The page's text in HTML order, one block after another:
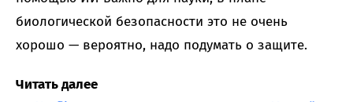
биологической безопасности это не очень
хорошо — вероятно, надо подумать о защите.
Читать далее